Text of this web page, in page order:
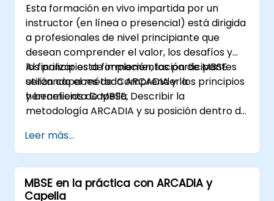
Esta formación en vivo impartida por un
instructor (en línea o presencial) está dirigida
a profesionales de nivel principiante que
desean comprender el valor, los desafíos y
los principios de implementación de MBSE
utilizando el método ARCADIA y la
herramienta Capella.
Al finalizar esta formación, los participantes
serán capaces de: Comprender los principios
y beneficios de MBSE; Describir la
metodología ARCADIA y su posición dentro de
añadido de Capella en comparación con las
herramientas tradicionales basadas en
documentos; Identificar los impactos de la
adopción de MBSE en los procesos y
Leer más...
MBSE en la práctica con ARCADIA y
Capella